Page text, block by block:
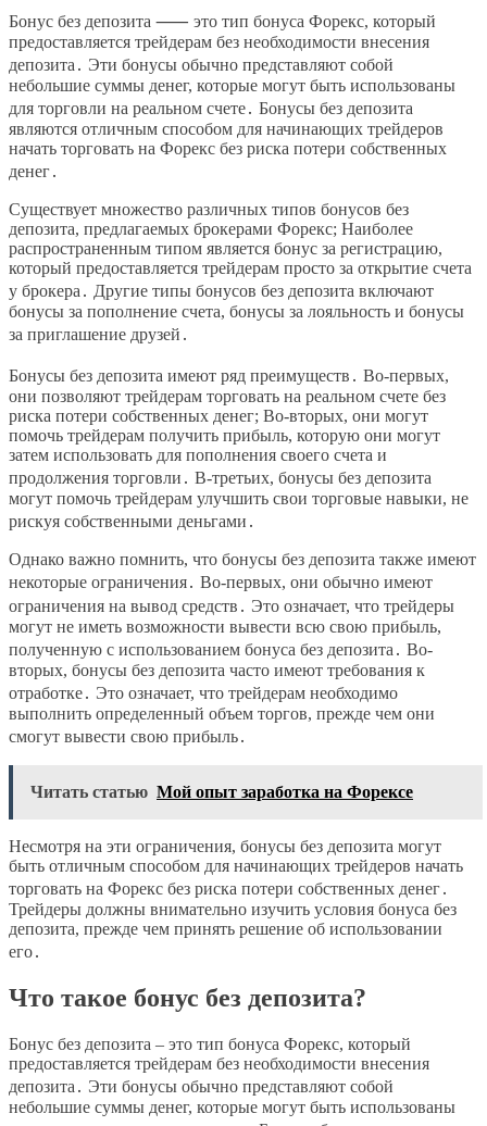
Бонус без депозита ⸺ это тип бонуса Форекс, который
предоставляется трейдерам без необходимости внесения
депозита․ Эти бонусы обычно представляют собой
небольшие суммы денег, которые могут быть использованы
для торговли на реальном счете․ Бонусы без депозита
являются отличным способом для начинающих трейдеров
начать торговать на Форекс без риска потери собственных
денег․
Существует множество различных типов бонусов без
депозита, предлагаемых брокерами Форекс; Наиболее
распространенным типом является бонус за регистрацию,
который предоставляется трейдерам просто за открытие счета
у брокера․ Другие типы бонусов без депозита включают
бонусы за пополнение счета, бонусы за лояльность и бонусы
за приглашение друзей․
Бонусы без депозита имеют ряд преимуществ․ Во-первых,
они позволяют трейдерам торговать на реальном счете без
риска потери собственных денег; Во-вторых, они могут
помочь трейдерам получить прибыль, которую они могут
затем использовать для пополнения своего счета и
продолжения торговли․ В-третьих, бонусы без депозита
могут помочь трейдерам улучшить свои торговые навыки, не
рискуя собственными деньгами․
Однако важно помнить, что бонусы без депозита также имеют
некоторые ограничения․ Во-первых, они обычно имеют
ограничения на вывод средств․ Это означает, что трейдеры
могут не иметь возможности вывести всю свою прибыль,
полученную с использованием бонуса без депозита․ Во-
вторых, бонусы без депозита часто имеют требования к
отработке․ Это означает, что трейдерам необходимо
выполнить определенный объем торгов, прежде чем они
смогут вывести свою прибыль․
Читать статью Мой опыт заработка на Форексе
Несмотря на эти ограничения, бонусы без депозита могут
быть отличным способом для начинающих трейдеров начать
торговать на Форекс без риска потери собственных денег․
Трейдеры должны внимательно изучить условия бонуса без
депозита, прежде чем принять решение об использовании
его․
Что такое бонус без депозита?
Бонус без депозита ‒ это тип бонуса Форекс, который
предоставляется трейдерам без необходимости внесения
депозита․ Эти бонусы обычно представляют собой
небольшие суммы денег, которые могут быть использованы